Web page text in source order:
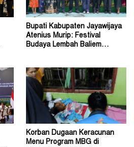
Bupati Kabupaten Jayawijaya
Atenius Murip: Festival
Budaya Lembah Baliem
Korban Dugaan Keracunan
Menu Program MBG di